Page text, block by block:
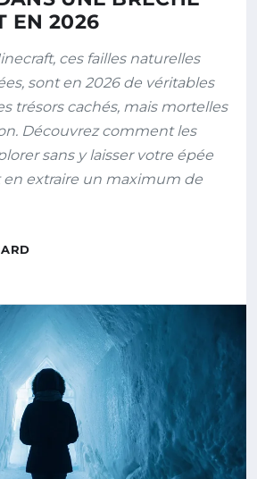
EN 2026
ces failles naturelles
sont en 2026 de véritables
trésors cachés, mais mortelles
Découvrez comment les
sans y laisser votre épée
en extraire un maximum de